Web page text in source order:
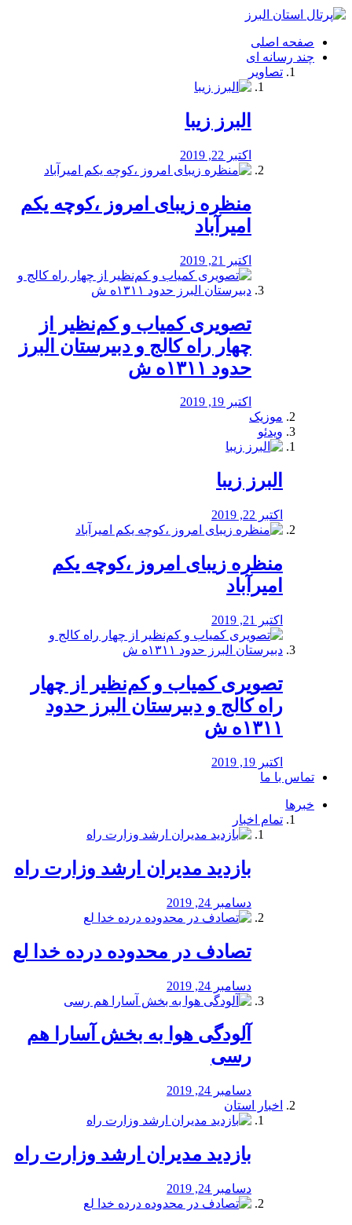
فصد
شرق
تهران
خشکشویی
صفحه اصلی
چند رسانه ای
تصاویر
البرز زیبا
اکتبر 22, 2019
منظره‌‌ زیبای امروز ،کوچه یکم
امیرآباد
اکتبر 21, 2019
️تصویری کمیاب و کم‌نظیر از
چهار راه كالج و دبيرستان البرز
حدود ۱۳۱۱ه ش
اکتبر 19, 2019
موزیک
ویدئو
البرز زیبا
اکتبر 22, 2019
منظره‌‌ زیبای امروز ،کوچه یکم
امیرآباد
اکتبر 21, 2019
️تصویری کمیاب و کم‌نظیر از چهار
راه كالج و دبيرستان البرز حدود
۱۳۱۱ه ش
اکتبر 19, 2019
تماس با ما
خبرها
تمام اخبار
بازدید مدیران ارشد وزارت راه
دسامبر 24, 2019
تصادف در محدوده درده خدا لع
دسامبر 24, 2019
آلودگی هوا به بخش آسارا هم
رسی
دسامبر 24, 2019
اخبار استان
بازدید مدیران ارشد وزارت راه
دسامبر 24, 2019